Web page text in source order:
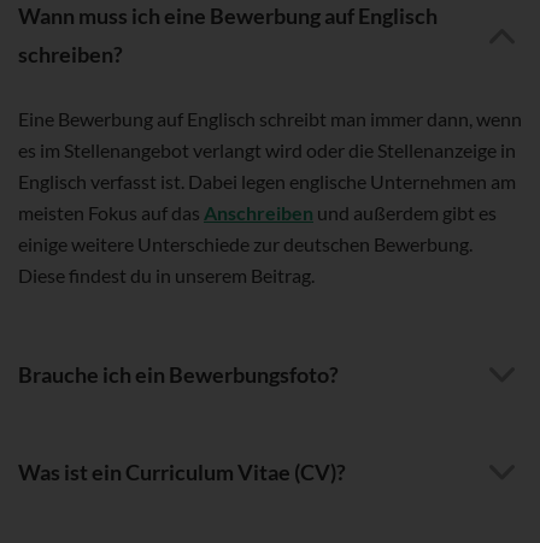
Wann muss ich eine Bewerbung auf Englisch
schreiben?
Eine Bewerbung auf Englisch schreibt man immer dann, wenn
es im Stellenangebot verlangt wird oder die Stellenanzeige in
Englisch verfasst ist. Dabei legen englische Unternehmen am
meisten Fokus auf das Anschreiben und außerdem gibt es
einige weitere Unterschiede zur deutschen Bewerbung.
Diese findest du in unserem Beitrag.
Brauche ich ein Bewerbungsfoto?
Was ist ein Curriculum Vitae (CV)?